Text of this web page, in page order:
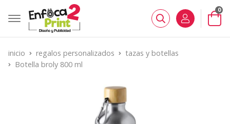
Buscar
0
inicio regalos personalizados
tazas y botellas
Botella broly 800 ml